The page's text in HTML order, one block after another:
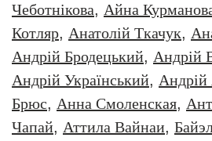
Чеботнікова, Айна
Котляр, Анатолiй Ткачук,
Андрій Бродецький, Андрій
Андрій Український, Андрій
Брюс, Анна Смоленская,
Чапай, Аттила Вайнаи,